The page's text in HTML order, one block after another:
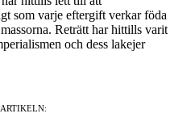
som varje eftergift verkar föda
Reträtt har hittills varit
och dess lakejer